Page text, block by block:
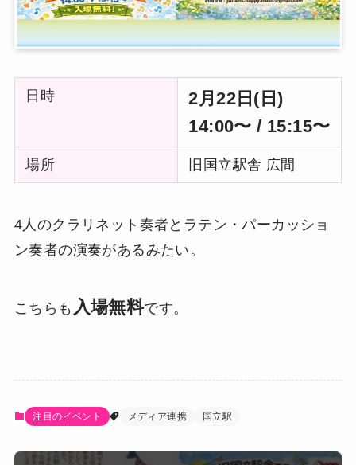
日時
2月22日(日)
14:00〜 / 15:15〜
場所 旧国立駅舎 広間
4人のクラリネット奏者とラテン・パーカッショ
ン奏者の演奏があるみたい。
こちらも 入場無料です。
注目のイベント メディア連携 国立駅